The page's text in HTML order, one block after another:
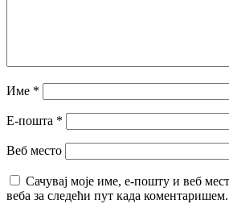
Име *
Е-пошта *
Веб место
Сачувај моје име, е-пошту и веб
веба за следећи пут када коментаришем.